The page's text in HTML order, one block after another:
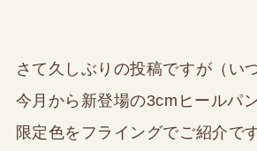
さて久しぶりの投稿ですが（い
今月から新登場の3cmヒールパ
限定色をフライングでご紹介です